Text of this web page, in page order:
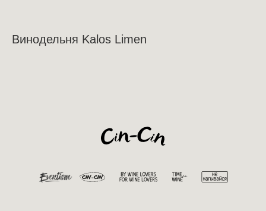
Винодельня Kalos Limen